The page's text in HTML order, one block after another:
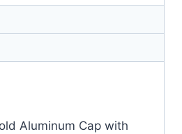
Aluminum Cap with